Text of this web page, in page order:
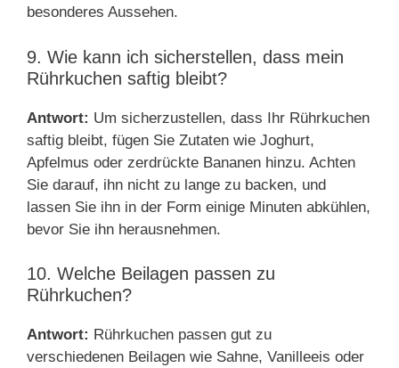
besonderes Aussehen.
9. Wie kann ich sicherstellen, dass mein
Rührkuchen saftig bleibt?
Antwort: Um sicherzustellen, dass Ihr Rührkuchen
saftig bleibt, fügen Sie Zutaten wie Joghurt,
Apfelmus oder zerdrückte Bananen hinzu. Achten
Sie darauf, ihn nicht zu lange zu backen, und
lassen Sie ihn in der Form einige Minuten abkühlen,
bevor Sie ihn herausnehmen.
10. Welche Beilagen passen zu
Rührkuchen?
Antwort: Rührkuchen passen gut zu
verschiedenen Beilagen wie Sahne, Vanilleeis oder